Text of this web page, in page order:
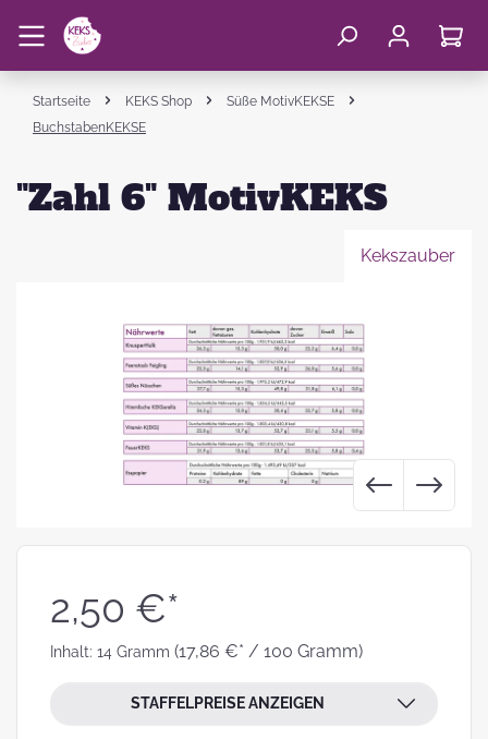
Startseite KEKS Shop
Süße MotivKEKSE
BuchstabenKEKSE
"Zahl 6" MotivKEKS
Kekszauber
2,50 €*
Inhalt: 14 Gramm (17,86 €* / 100 Gramm)
STAFFELPREISE ANZEIGEN